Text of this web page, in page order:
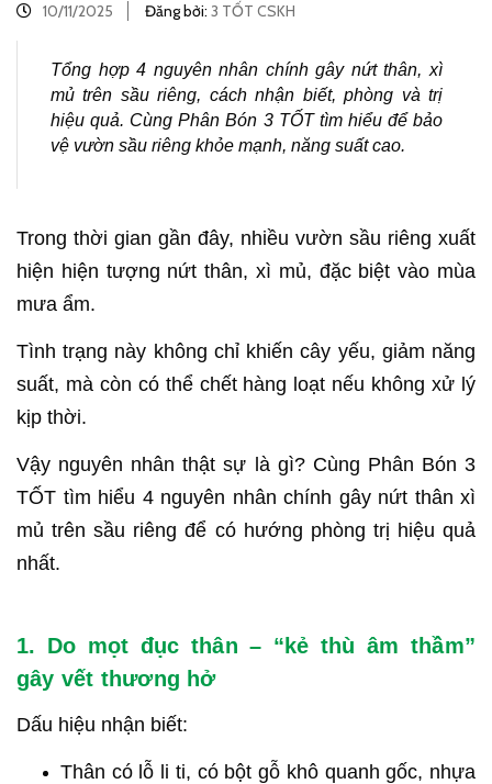
10/11/2025 Đăng bởi: 3 TỐT CSKH
Tổng hợp 4 nguyên nhân chính gây nứt thân, xì
mủ trên sầu riêng, cách nhận biết, phòng và trị
hiệu quả. Cùng Phân Bón 3 TỐT tìm hiểu để bảo
vệ vườn sầu riêng khỏe mạnh, năng suất cao.
Trong thời gian gần đây, nhiều vườn sầu riêng xuất
hiện hiện tượng nứt thân, xì mủ, đặc biệt vào mùa
mưa ẩm.
Tình trạng này không chỉ khiến cây yếu, giảm năng
suất, mà còn có thể chết hàng loạt nếu không xử lý
kịp thời.
Vậy nguyên nhân thật sự là gì? Cùng Phân Bón 3
TỐT tìm hiểu 4 nguyên nhân chính gây nứt thân xì
mủ trên sầu riêng để có hướng phòng trị hiệu quả
nhất.
1. Do mọt đục thân – “kẻ thù âm thầm”
gây vết thương hở
Dấu hiệu nhận biết:
Thân có lỗ li ti, có bột gỗ khô quanh gốc, nhựa